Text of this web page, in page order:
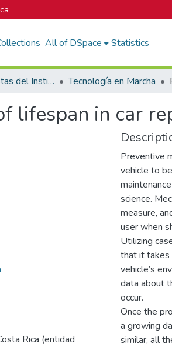
All of DSpace Statistics
Portal de Revistas del Instituto Tecnológico de Costa Rica Tecnología en Marcha
lifespan in car
Rica (entidad
Preventive
vehicle to
science.
measure,
user when
Utilizing
that it takes
vehicle’s
data about
occur.
Once the
a growing
similar, all